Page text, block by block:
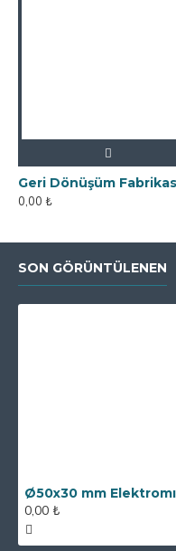
0,00 ₺
SON GÖRÜNTÜLENEN
0,00 ₺